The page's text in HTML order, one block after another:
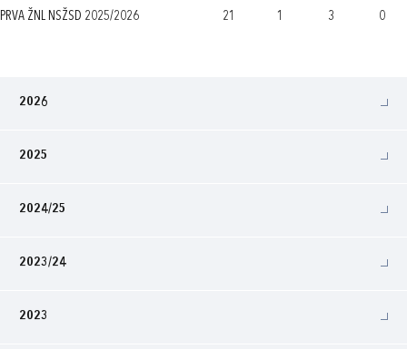
PRVA ŽNL NSŽSD 2025/2026 21 1 3 0
2026
2025
2024/25
2023/24
2023